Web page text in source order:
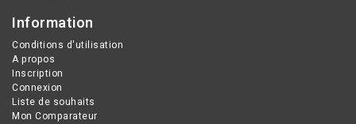
Information
Conditions d'utilisation
A propos
Inscription
Connexion
Liste de souhaits
Mon Comparateur